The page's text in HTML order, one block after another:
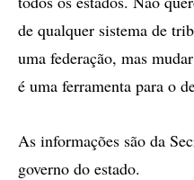
de qualquer sistema de
uma federação, mas
é uma ferramenta para o
As informações são da
governo do estado.